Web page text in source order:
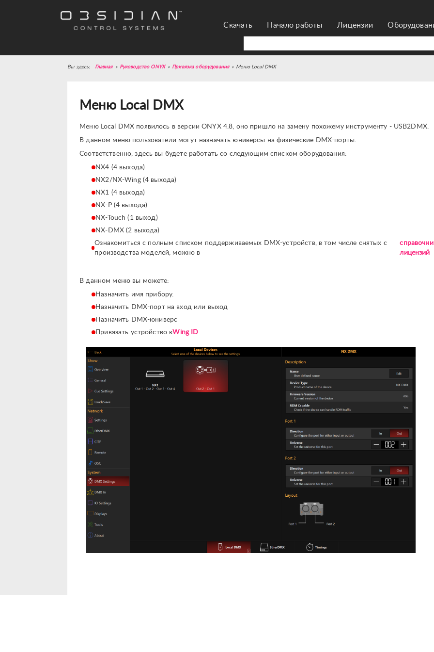
Скачать Начало работы Лицензии
Главная » Руководство ONYX » Привязка оборудования » Меню Local DMX
Меню Local DMX
Меню Local DMX появилось в версии ONYX 4.8, оно пришло на замену похожему инструменту - USB2DMX.
В данном меню пользователи могут назначать юниверсы на физические DMX-порты.
Соответственно, здесь вы будете работать со следующим списком оборудования:
NX4 (4 выхода)
NX2/NX-Wing (4 выхода)
NX1 (4 выхода)
NX-P (4 выхода)
NX-Touch (1 выход)
NX-DMX (2 выхода)
Ознакомиться с полным списком поддерживаемых DMX-устройств, в том числе снятых с
производства моделей, можно в
лицензий
В данном меню вы можете:
Назначить имя прибору.
Назначить DMX-порт на вход или выход
Назначить DMX-юниверс
Привязать устройство кWing ID